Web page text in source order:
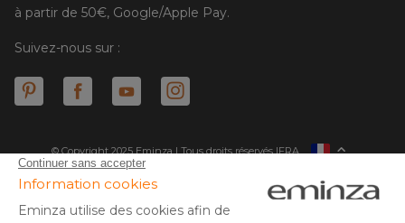
à partir de 50€, Google/Apple Pay.
Suivez-nous sur :
© Copyright 2025 Eminza | Tous droits réservés |
ESPAÑAFRA
* Vous disposez de 30 jours (à compter de la réception ou du